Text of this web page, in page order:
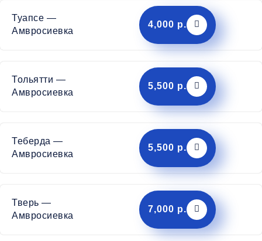
Туапсе —
Амвросиевка
4,000 р.
Тольятти —
Амвросиевка
5,500 р.
Теберда —
Амвросиевка
5,500 р.
Тверь —
Амвросиевка
7,000 р.